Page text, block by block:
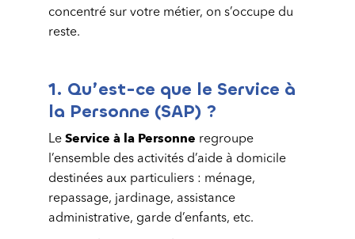
concentré sur votre métier, on s’occupe du
reste.
1. Qu’est-ce que le Service à
la Personne (SAP) ?
Le Service à la Personne regroupe
l’ensemble des activités d’aide à domicile
destinées aux particuliers : ménage,
repassage, jardinage, assistance
administrative, garde d’enfants, etc.